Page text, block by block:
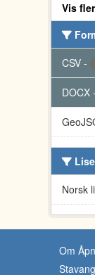
Vis
CSV -
DOCX -
Norsk
Om